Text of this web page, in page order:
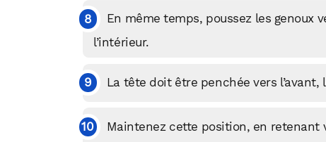
En même temps, poussez les genoux
l’intérieur.
La tête doit être penchée vers
Maintenez cette position, en retenant